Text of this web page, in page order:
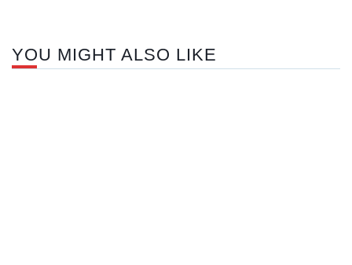
YOU MIGHT ALSO LIKE